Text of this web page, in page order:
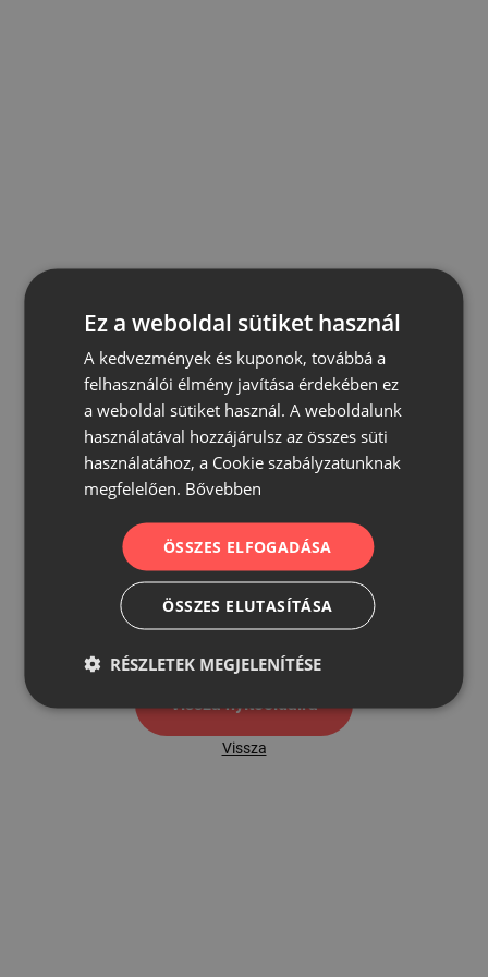
500
Vissza nyítóoldalra
Vissza
Ez a weboldal sütiket használ
A kedvezmények és kuponok, továbbá a
felhasználói élmény javítása érdekében ez
a weboldal sütiket használ. A weboldalunk
használatával hozzájárulsz az összes süti
használatához, a Cookie szabályzatunknak
megfelelően. Bővebben
ÖSSZES ELFOGADÁSA
ÖSSZES ELUTASÍTÁSA
RÉSZLETEK MEGJELENÍTÉSE